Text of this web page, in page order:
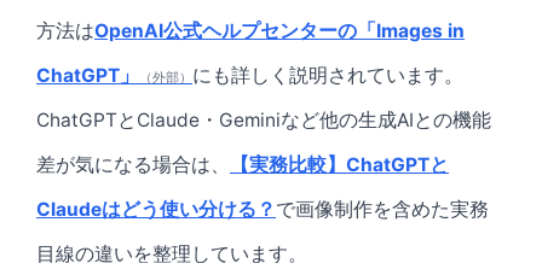
方法はOpenAI公式ヘルプセンターの「Images in
ChatGPT」
（外部） にも詳しく説明されています。
ChatGPTとClaude・Geminiなど他の生成AIとの機能
差が気になる場合は、
【実務比較】ChatGPTと
Claudeはどう使い分ける？ で画像制作を含めた実務
目線の違いを整理しています。